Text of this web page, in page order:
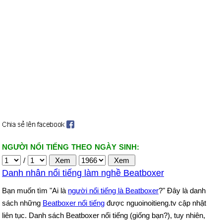
NGƯỜI NỔI TIẾNG THEO NGÀY SINH:
/
Danh nhân nổi tiếng làm nghề Beatboxer
Bạn muốn tìm "Ai là người nổi tiếng là Beatboxer?" Đây là danh
sách những Beatboxer nổi tiếng được nguoinoitieng.tv cập nhật
liên tục. Danh sách Beatboxer nổi tiếng (giống bạn?), tuy nhiên,